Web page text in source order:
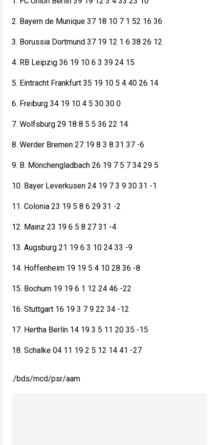
2. Bayern de Munique 37 18 10 7 1 52 16 36
3. Borussia Dortmund 37 19 12 1 6 38 26 12
4. RB Leipzig 36 19 10 6 3 39 24 15
5. Eintracht Frankfurt 35 19 10 5 4 40 26 14
6. Freiburg 34 19 10 4 5 30 30 0
7. Wolfsburg 29 18 8 5 5 36 22 14
8. Werder Bremen 27 19 8 3 8 31 37 -6
9. B. Mönchengladbach 26 19 7 5 7 34 29 5
10. Bayer Leverkusen 24 19 7 3 9 30 31 -1
11. Colonia 23 19 5 8 6 29 31 -2
12. Mainz 23 19 6 5 8 27 31 -4
13. Augsburg 21 19 6 3 10 24 33 -9
14. Hoffenheim 19 19 5 4 10 28 36 -8
15. Bochum 19 19 6 1 12 24 46 -22
16. Stuttgart 16 19 3 7 9 22 34 -12
17. Hertha Berlín 14 19 3 5 11 20 35 -15
18. Schalke 04 11 19 2 5 12 14 41 -27
./bds/mcd/psr/aam